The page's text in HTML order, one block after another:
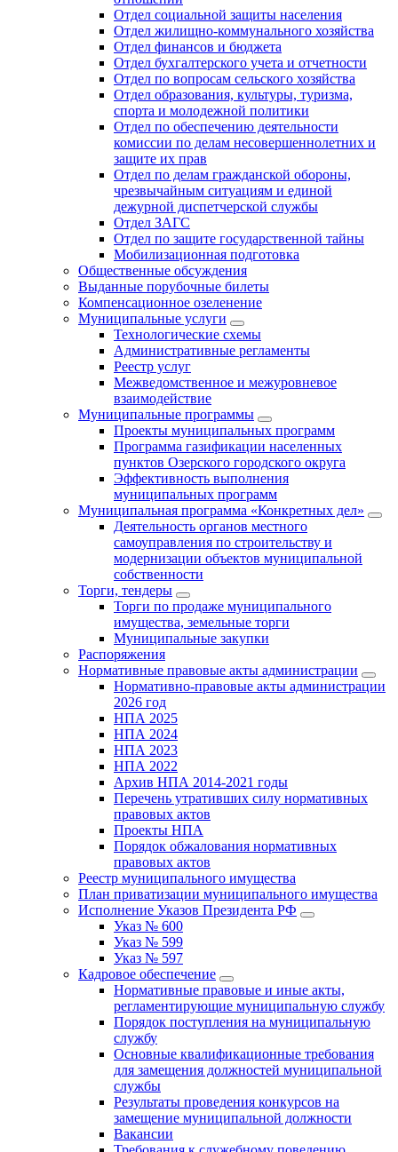
Отдел социальной защиты населения
Отдел жилищно-коммунального хозяйства
Отдел финансов и бюджета
Отдел бухгалтерского учета и отчетности
Отдел по вопросам сельского хозяйства
Отдел образования, культуры, туризма,
спорта и молодежной политики
Отдел по обеспечению деятельности
комиссии по делам несовершеннолетних и
защите их прав
Отдел по делам гражданской обороны,
чрезвычайным ситуациям и единой
дежурной диспетчерской службы
Отдел ЗАГС
Отдел по защите государственной тайны
Мобилизационная подготовка
Общественные обсуждения
Выданные порубочные билеты
Компенсационное озеленение
Муниципальные услуги
Технологические схемы
Административные регламенты
Реестр услуг
Межведомственное и межуровневое
взаимодействие
Муниципальные программы
Проекты муниципальных программ
Программа газификации населенных
пунктов Озерского городского округа
Эффективность выполнения
муниципальных программ
Муниципальная программа «Конкретных дел»
Деятельность органов местного
самоуправления по строительству и
модернизации объектов муниципальной
собственности
Торги, тендеры
Торги по продаже муниципального
имущества, земельные торги
Муниципальные закупки
Распоряжения
Нормативные правовые акты администрации
Нормативно-правовые акты администрации
2026 год
НПА 2025
НПА 2024
НПА 2023
НПА 2022
Архив НПА 2014-2021 годы
Перечень утративших силу нормативных
правовых актов
Проекты НПА
Порядок обжалования нормативных
правовых актов
Реестр муниципального имущества
План приватизации муниципального имущества
Исполнение Указов Президента РФ
Указ № 600
Указ № 599
Указ № 597
Кадровое обеспечение
Нормативные правовые и иные акты,
регламентирующие муниципальную службу
Порядок поступления на муниципальную
службу
Основные квалификационные требования
для замещения должностей муниципальной
службы
Результаты проведения конкурсов на
замещение муниципальной должности
Вакансии